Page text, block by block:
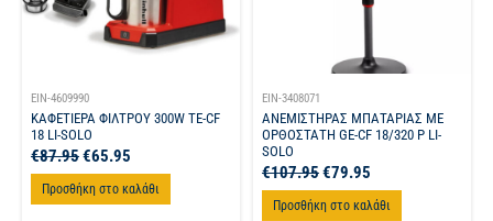
EIN-4609990
ΚΑΦΕΤΙΕΡΑ ΦΙΛΤΡΟΥ 300W TE-CF
18 LI-SOLO
€87.95€65.95
Προσθήκη στο καλάθι
EIN-3408071
ΑΝΕΜΙΣΤΗΡΑΣ ΜΠΑΤΑΡΙΑΣ ΜΕ
ΟΡΘΟΣΤΑΤΗ GE-CF 18/320 P LI-
SOLO
€107.95€79.95
Προσθήκη στο καλάθι